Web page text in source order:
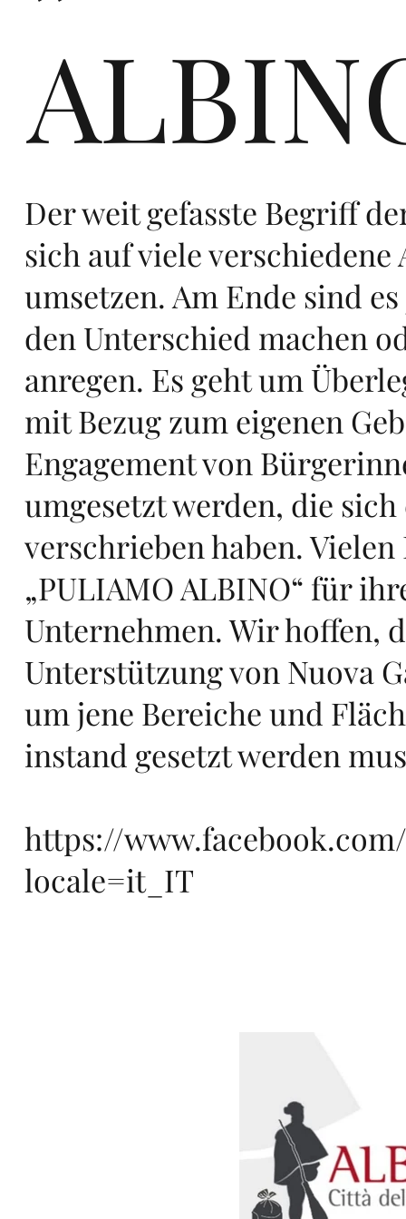
Der weit gefasste Begriff
sich auf viele
umsetzen. Am Ende sind
den Unterschied machen
anregen. Es geht um
mit Bezug zum eigenen
Engagement von
umgesetzt werden, die
verschrieben haben.
„PULIAMO ALBINO“ für
Unternehmen. Wir hoffen,
Unterstützung von Nuova
um jene Bereiche und
instand gesetzt werden
https://www.facebook.com/
locale=it_IT
ers
te
n
in
Eu
ro